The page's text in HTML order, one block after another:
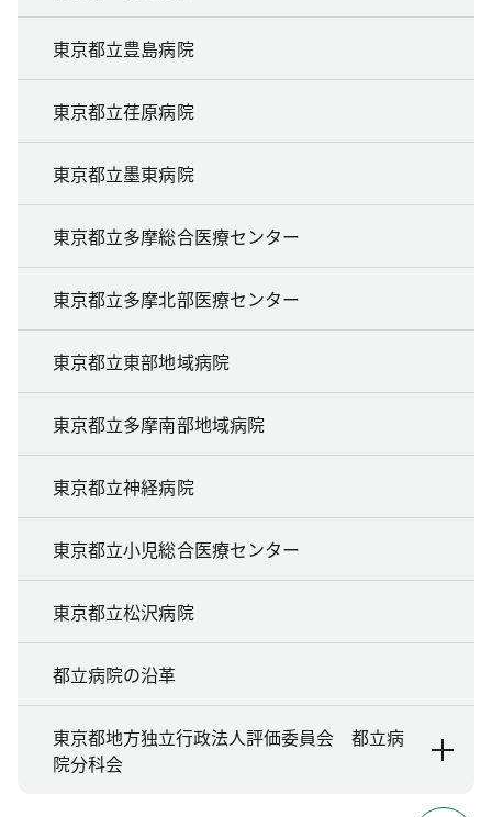
東京都立豊島病院
東京都立荏原病院
東京都立墨東病院
東京都立多摩総合医療センター
東京都立多摩北部医療センター
東京都立東部地域病院
東京都立多摩南部地域病院
東京都立神経病院
東京都立小児総合医療センター
東京都立松沢病院
都立病院の沿革
東京都地方独立行政法人評価委員会 都立病
院分科会